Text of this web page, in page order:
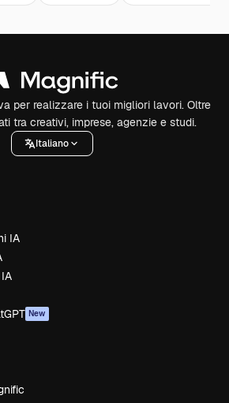
per realizzare i tuoi migliori lavori. Oltre
tra creativi, imprese, agenzie e studi.
Italiano
IA
New